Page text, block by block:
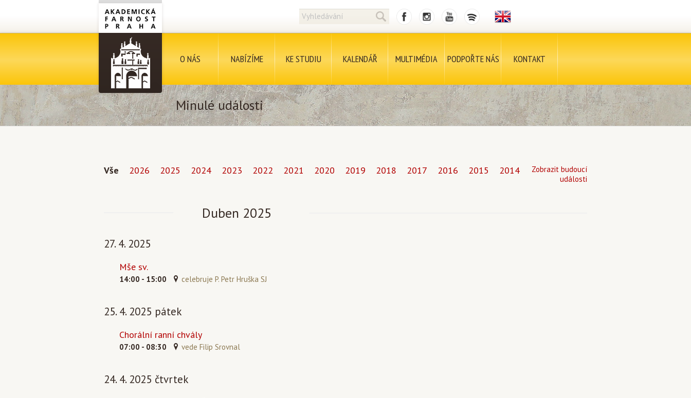
O NÁS NABÍZÍME KE STUDIU KALENDÁŘ MULTIMÉDIA PODPOŘTE NÁS KONTAKT
Minulé události
Vše 2026 2025 2024 2023 2022 2021 2020 2019 2018 2017 2016 2015 2014
Zobrazit budoucí
události
Duben 2025
27. 4. 2025
Mše sv.
14:00 - 15:00 celebruje P. Petr Hruška SJ
25. 4. 2025 pátek
Chorální ranní chvály
07:00 - 08:30 vede Filip Srovnal
24. 4. 2025 čtvrtek